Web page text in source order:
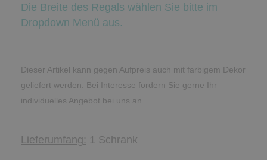
Die Breite des Regals wählen Sie bitte im
Dropdown Menü aus.
Dieser Artikel kann gegen Aufpreis auch mit farbigem Dekor
geliefert werden. Bei Interesse fordern Sie gerne Ihr
individuelles Angebot bei uns an.
Lieferumfang: 1 Schrank